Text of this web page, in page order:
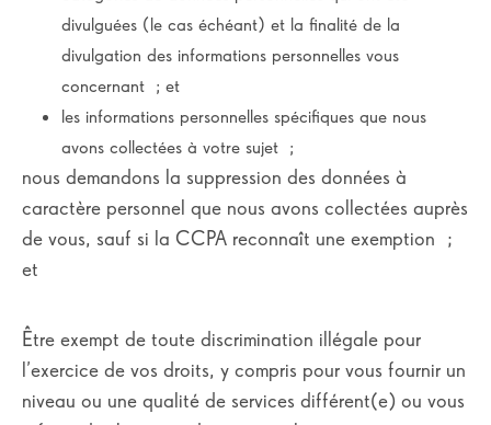
divulguées (le cas échéant) et la finalité de la
divulgation des informations personnelles vous
concernant ; et
les informations personnelles spécifiques que nous
avons collectées à votre sujet ;
nous demandons la suppression des données à
caractère personnel que nous avons collectées auprès
de vous, sauf si la CCPA reconnaît une exemption ;
et
Être exempt de toute discrimination illégale pour
l’exercice de vos droits, y compris pour vous fournir un
niveau ou une qualité de services différent(e) ou vous